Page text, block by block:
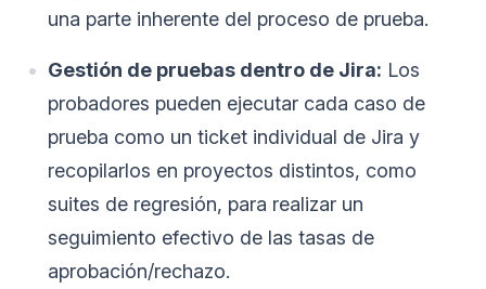
una parte inherente del proceso de prueba.
Gestión de pruebas dentro de Jira: Los
probadores pueden ejecutar cada caso de
prueba como un ticket individual de Jira y
recopilarlos en proyectos distintos, como
suites de regresión, para realizar un
seguimiento efectivo de las tasas de
aprobación/rechazo.